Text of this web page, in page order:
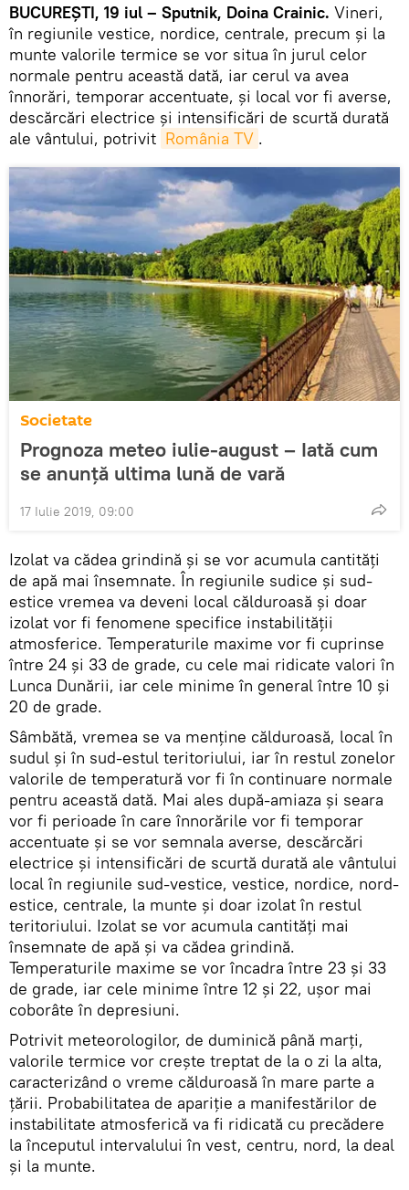
BUCUREŞTI, 19 iul – Sputnik, Doina Crainic. Vineri,
în regiunile vestice, nordice, centrale, precum și la
munte valorile termice se vor situa în jurul celor
normale pentru această dată, iar cerul va avea
înnorări, temporar accentuate, și local vor fi averse,
descărcări electrice și intensificări de scurtă durată
ale vântului, potrivit România TV .
Societate
Prognoza meteo iulie-august – Iată cum
se anunţă ultima lună de vară
17 Iulie 2019, 09:00
Izolat va cădea grindină și se vor acumula cantități
de apă mai însemnate. În regiunile sudice și sud-
estice vremea va deveni local călduroasă și doar
izolat vor fi fenomene specifice instabilității
atmosferice. Temperaturile maxime vor fi cuprinse
între 24 și 33 de grade, cu cele mai ridicate valori în
Lunca Dunării, iar cele minime în general între 10 și
20 de grade.
Sâmbătă, vremea se va menține călduroasă, local în
sudul și în sud-estul teritoriului, iar în restul zonelor
valorile de temperatură vor fi în continuare normale
pentru această dată. Mai ales după-amiaza și seara
vor fi perioade în care înnorările vor fi temporar
accentuate și se vor semnala averse, descărcări
electrice și intensificări de scurtă durată ale vântului
local în regiunile sud-vestice, vestice, nordice, nord-
estice, centrale, la munte și doar izolat în restul
teritoriului. Izolat se vor acumula cantități mai
însemnate de apă și va cădea grindină.
Temperaturile maxime se vor încadra între 23 și 33
de grade, iar cele minime între 12 și 22, ușor mai
coborâte în depresiuni.
Potrivit meteorologilor, de duminică până marţi,
valorile termice vor crește treptat de la o zi la alta,
caracterizând o vreme călduroasă în mare parte a
țării. Probabilitatea de apariție a manifestărilor de
instabilitate atmosferică va fi ridicată cu precădere
la începutul intervalului în vest, centru, nord, la deal
și la munte.